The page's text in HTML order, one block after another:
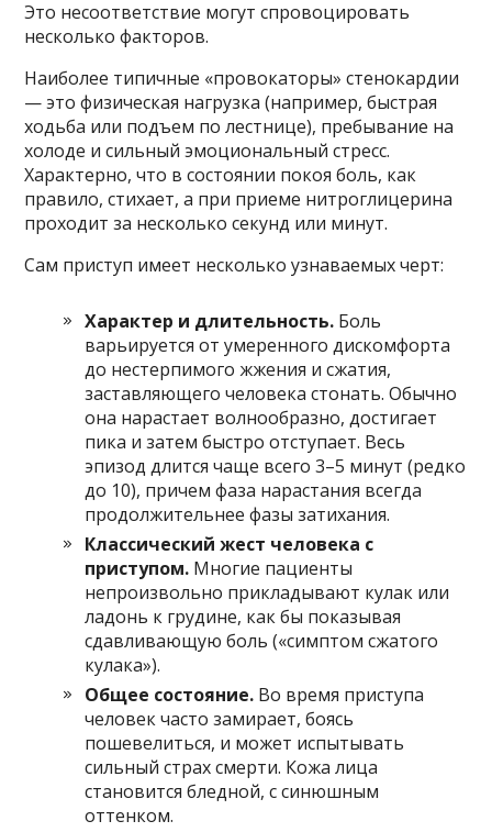
Это несоответствие могут спровоцировать
несколько факторов.
Наиболее типичные «провокаторы» стенокардии
— это физическая нагрузка (например, быстрая
ходьба или подъем по лестнице), пребывание на
холоде и сильный эмоциональный стресс.
Характерно, что в состоянии покоя боль, как
правило, стихает, а при приеме нитроглицерина
проходит за несколько секунд или минут.
Сам приступ имеет несколько узнаваемых черт:
Характер и длительность. Боль
варьируется от умеренного дискомфорта
до нестерпимого жжения и сжатия,
заставляющего человека стонать. Обычно
она нарастает волнообразно, достигает
пика и затем быстро отступает. Весь
эпизод длится чаще всего 3–5 минут (редко
до 10), причем фаза нарастания всегда
продолжительнее фазы затихания.
Классический жест человека с
приступом. Многие пациенты
непроизвольно прикладывают кулак или
ладонь к грудине, как бы показывая
сдавливающую боль («симптом сжатого
кулака»).
Общее состояние. Во время приступа
человек часто замирает, боясь
пошевелиться, и может испытывать
сильный страх смерти. Кожа лица
становится бледной, с синюшным
оттенком.